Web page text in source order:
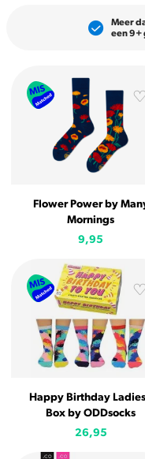
Flower Power by
Mornings
9,95
Happy Birthday
Box by ODDsocks
26,95
Meer
een 9+